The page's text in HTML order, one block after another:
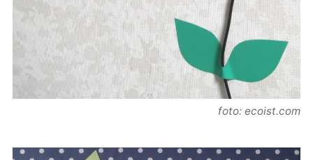
foto: ecoist.com